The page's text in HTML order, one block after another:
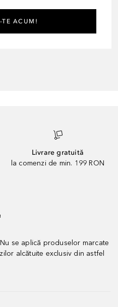
TE ACUM!
Livrare gratuită
la comenzi de min. 199 RON
se aplică produselor marcate
alcătuite exclusiv din astfel